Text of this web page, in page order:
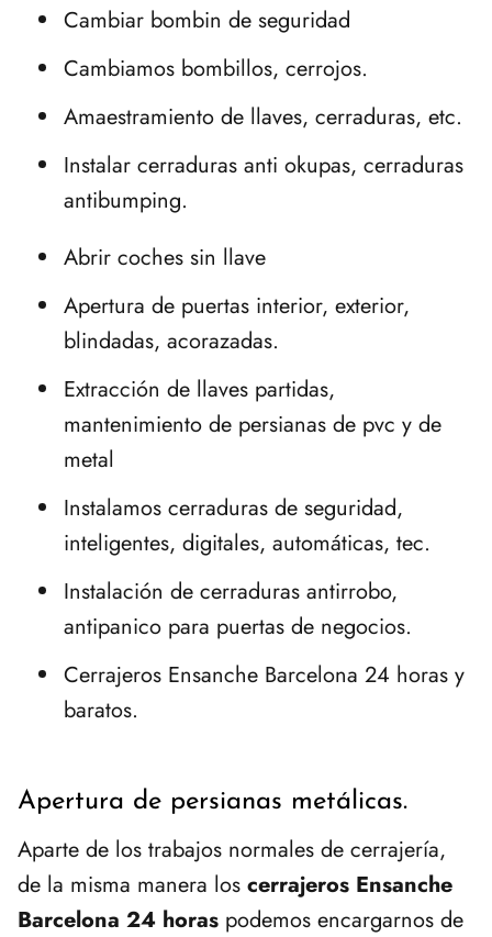
Cambiar bombin de seguridad
Cambiamos bombillos, cerrojos.
Amaestramiento de llaves, cerraduras, etc.
Instalar cerraduras anti okupas, cerraduras
antibumping.
Abrir coches sin llave
Apertura de puertas interior, exterior,
blindadas, acorazadas.
Extracción de llaves partidas,
mantenimiento de persianas de pvc y de
metal
Instalamos cerraduras de seguridad,
inteligentes, digitales, automáticas, tec.
Instalación de cerraduras antirrobo,
antipanico para puertas de negocios.
Cerrajeros Ensanche Barcelona 24 horas y
baratos.
Apertura de persianas metálicas.
Aparte de los trabajos normales de cerrajería,
de la misma manera los cerrajeros Ensanche
Barcelona 24 horas podemos encargarnos de